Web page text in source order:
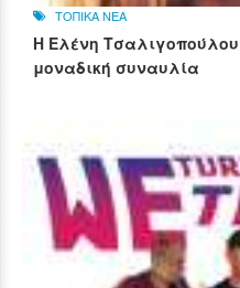
ΤΟΠΙΚΑ ΝΕΑ
Η Ελένη Τσαλιγοπούλου
μοναδική συναυλία